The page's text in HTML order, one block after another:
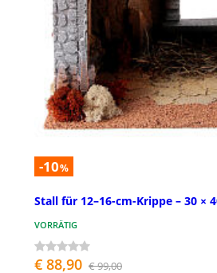
-10%
Stall für 12–16-cm-Krippe – 30 ×
VORRÄTIG
€ 88,90 € 99,00